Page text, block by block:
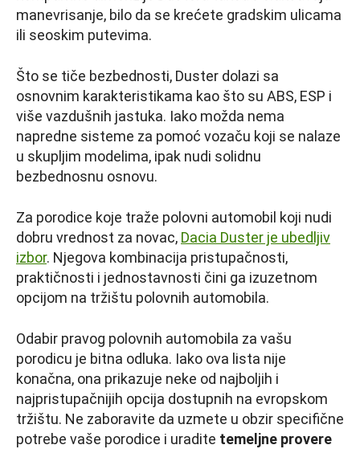
manevrisanje, bilo da se krećete gradskim ulicama
ili seoskim putevima.
Što se tiče bezbednosti, Duster dolazi sa
osnovnim karakteristikama kao što su ABS, ESP i
više vazdušnih jastuka. Iako možda nema
napredne sisteme za pomoć vozaču koji se nalaze
u skupljim modelima, ipak nudi solidnu
bezbednosnu osnovu.
Za porodice koje traže polovni automobil koji nudi
dobru vrednost za novac, Dacia Duster je ubedljiv
izbor. Njegova kombinacija pristupačnosti,
praktičnosti i jednostavnosti čini ga izuzetnom
opcijom na tržištu polovnih automobila.
Odabir pravog polovnih automobila za vašu
porodicu je bitna odluka. Iako ova lista nije
konačna, ona prikazuje neke od najboljih i
najpristupačnijih opcija dostupnih na evropskom
tržištu. Ne zaboravite da uzmete u obzir specifične
potrebe vaše porodice i uradite temeljne provere